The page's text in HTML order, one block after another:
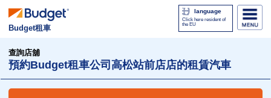
Budget租車
language
Click here resident of
the EU
查詢店舖
預約Budget租車公司高松站前店店的租賃汽車